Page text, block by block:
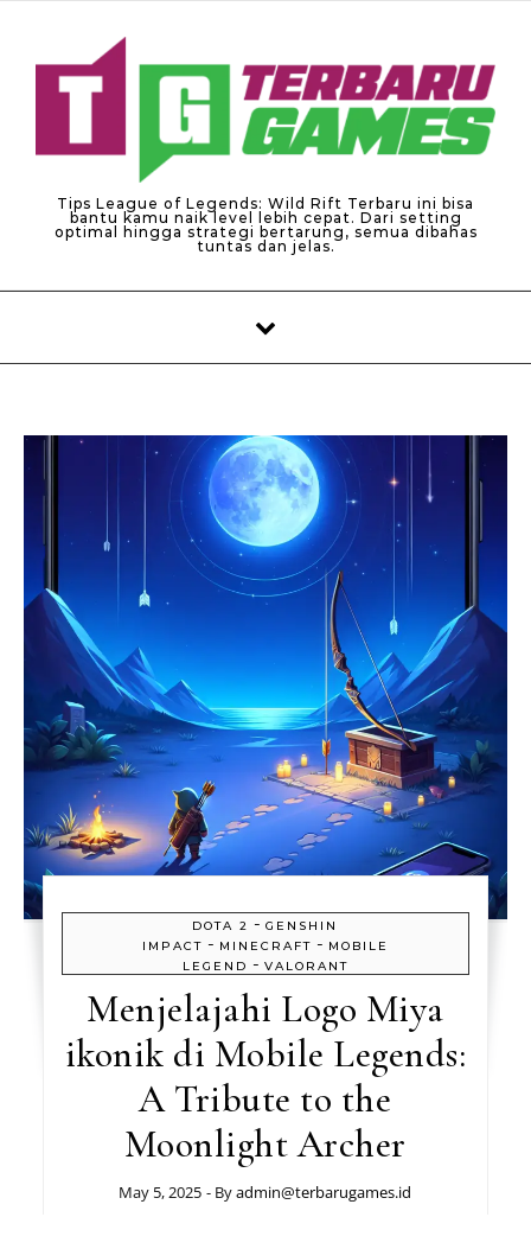
Skip to content
Tips League of Legends: Wild Rift Terbaru ini bisa
bantu kamu naik level lebih cepat. Dari setting
optimal hingga strategi bertarung, semua dibahas
tuntas dan jelas.
DOTA 2 -GENSHIN
IMPACT - MINECRAFT - MOBILE
LEGEND - VALORANT
Menjelajahi Logo Miya
ikonik di Mobile Legends:
A Tribute to the
Moonlight Archer
May 5, 2025 - Byadmin@terbarugames.id